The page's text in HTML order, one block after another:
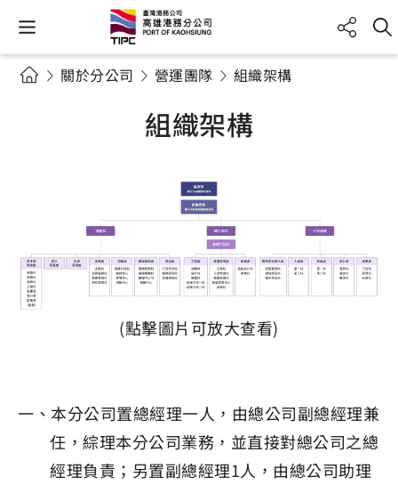
關於分公司 營運團隊 組織架構
組織架構
(點擊圖片可放大查看)
一、本分公司置總經理一人，由總公司副總經理兼
任，綜理本分公司業務，並直接對總公司之總
經理負責；另置副總經理1人，由總公司助理